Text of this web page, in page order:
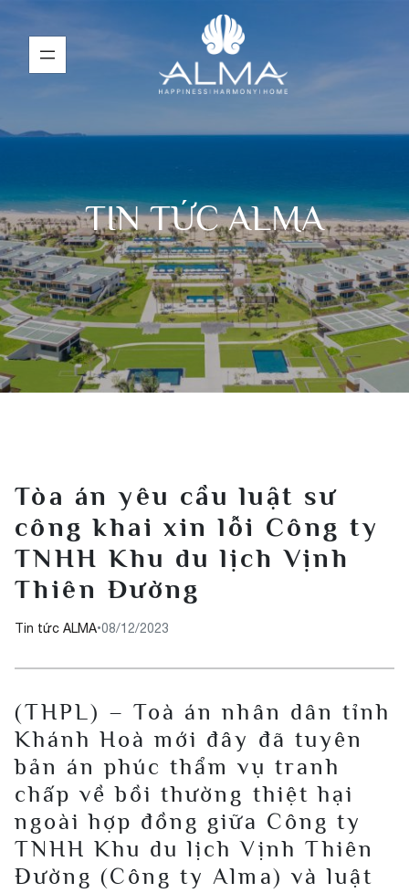
TIN TỨC ALMA
Tòa án yêu cầu luật sư
công khai xin lỗi Công ty
TNHH Khu du lịch Vịnh
Thiên Đường
Tin tức ALMA•08/12/2023
(THPL) – Toà án nhân dân tỉnh
Khánh Hoà mới đây đã tuyên
bản án phúc thẩm vụ tranh
chấp về bồi thường thiệt hại
ngoài hợp đồng giữa Công ty
TNHH Khu du lịch Vịnh Thiên
Đường (Công ty Alma) và luật